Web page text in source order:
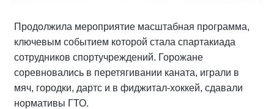
Продолжила мероприятие масштабная программа,
ключевым событием которой стала спартакиада
сотрудников спортучреждений. Горожане
соревновались в перетягивании каната, играли в
мяч, городки, дартс и в фиджитал-хоккей, сдавали
нормативы ГТО.